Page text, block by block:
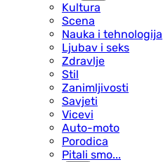
Kultura
Scena
Nauka i tehnologija
Ljubav i seks
Zdravlje
Stil
Zanimljivosti
Savjeti
Vicevi
Auto-moto
Porodica
Pitali smo...